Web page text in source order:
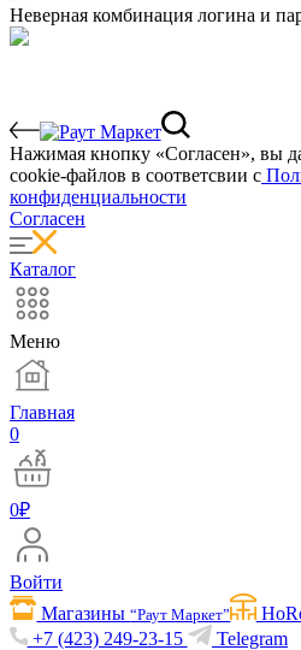
Неверная комбинация логина и
Нажимая кнопку «Согласен», вы
cookie-файлов в соответсвии с
конфиденциальности
Согласен
Каталог
Меню
Главная
0
0₽
Войти
Магазины“Раут Маркет”
+7 (423) 249-23-15
Telegram